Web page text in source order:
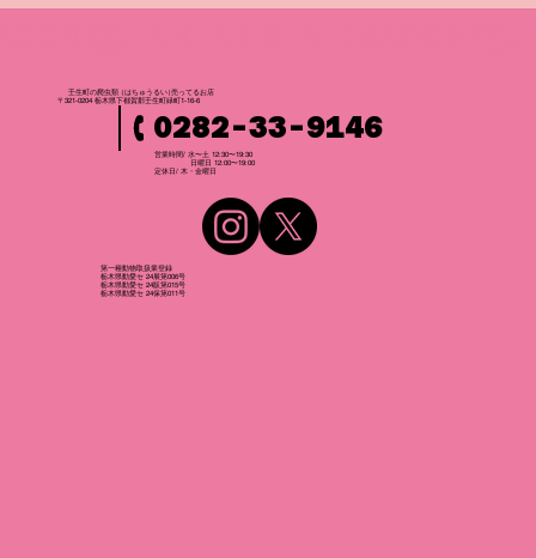
壬生町の爬虫類（はちゅうるい）売ってるお店
〒321-0204 栃木県下都賀郡壬生町緑町1-16-6
0282-33-9146
営業時間/ 水〜土 12:30〜19:30
日曜日 12:00〜19:00
​定休日/ 木・金曜日
第一種動物取扱業登録
栃木県動愛セ 24展第006号
栃木県動愛セ 24販第015号
栃木県動愛セ 24保第011号